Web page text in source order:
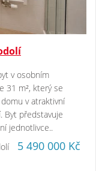
v osobním
31 m², který se
v atraktivní
Byt představuje
jednotlivce..
5 490 000 Kč